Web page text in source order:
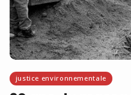
justice environnementale